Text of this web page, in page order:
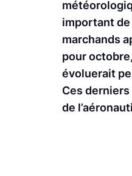
important
marchands
pour
évoluerait
Ces
de